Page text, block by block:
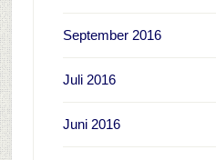
September 2016
Juli 2016
Juni 2016